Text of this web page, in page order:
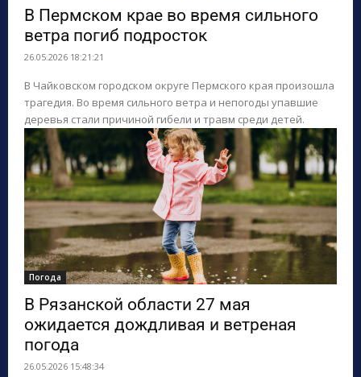
В Пермском крае во время сильного
ветра погиб подросток
26.05.2026 18:21:21
В Чайковском городском округе Пермского края произошла
трагедия. Во время сильного ветра и непогоды упавшие
деревья стали причиной гибели и травм среди детей.
Погода
В Рязанской области 27 мая
ожидается дождливая и ветреная
погода
26.05.2026 15:48:34